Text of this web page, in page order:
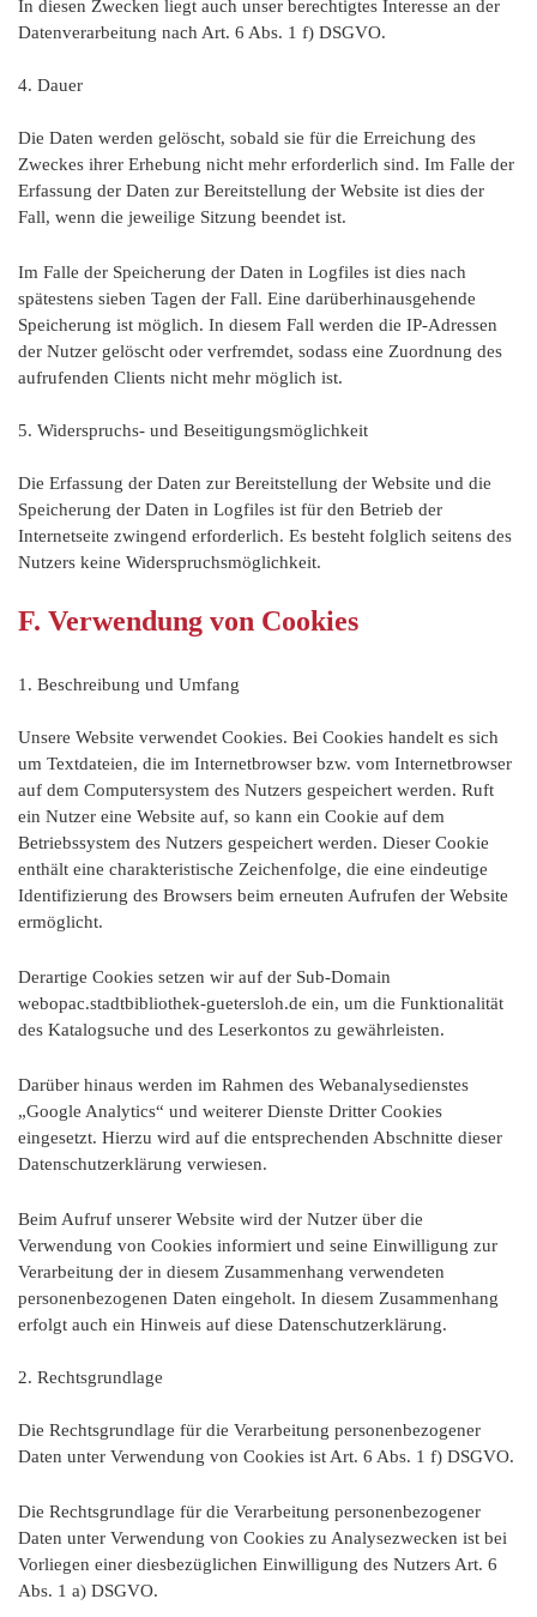
In diesen Zwecken liegt auch unser berechtigtes Interesse an der
Datenverarbeitung nach Art. 6 Abs. 1 f) DSGVO.
4. Dauer
Die Daten werden gelöscht, sobald sie für die Erreichung des
Zweckes ihrer Erhebung nicht mehr erforderlich sind. Im Falle der
Erfassung der Daten zur Bereitstellung der Website ist dies der
Fall, wenn die jeweilige Sitzung beendet ist.
Im Falle der Speicherung der Daten in Logfiles ist dies nach
spätestens sieben Tagen der Fall. Eine darüberhinausgehende
Speicherung ist möglich. In diesem Fall werden die IP-Adressen
der Nutzer gelöscht oder verfremdet, sodass eine Zuordnung des
aufrufenden Clients nicht mehr möglich ist.
5. Widerspruchs- und Beseitigungsmöglichkeit
Die Erfassung der Daten zur Bereitstellung der Website und die
Speicherung der Daten in Logfiles ist für den Betrieb der
Internetseite zwingend erforderlich. Es besteht folglich seitens des
Nutzers keine Widerspruchsmöglichkeit.
F. Verwendung von Cookies
1. Beschreibung und Umfang
Unsere Website verwendet Cookies. Bei Cookies handelt es sich
um Textdateien, die im Internetbrowser bzw. vom Internetbrowser
auf dem Computersystem des Nutzers gespeichert werden. Ruft
ein Nutzer eine Website auf, so kann ein Cookie auf dem
Betriebssystem des Nutzers gespeichert werden. Dieser Cookie
enthält eine charakteristische Zeichenfolge, die eine eindeutige
Identifizierung des Browsers beim erneuten Aufrufen der Website
ermöglicht.
Derartige Cookies setzen wir auf der Sub-Domain
webopac.stadtbibliothek-guetersloh.de ein, um die Funktionalität
des Katalogsuche und des Leserkontos zu gewährleisten.
Darüber hinaus werden im Rahmen des Webanalysedienstes
„Google Analytics“ und weiterer Dienste Dritter Cookies
eingesetzt. Hierzu wird auf die entsprechenden Abschnitte dieser
Datenschutzerklärung verwiesen.
Beim Aufruf unserer Website wird der Nutzer über die
Verwendung von Cookies informiert und seine Einwilligung zur
Verarbeitung der in diesem Zusammenhang verwendeten
personenbezogenen Daten eingeholt. In diesem Zusammenhang
erfolgt auch ein Hinweis auf diese Datenschutzerklärung.
2. Rechtsgrundlage
Die Rechtsgrundlage für die Verarbeitung personenbezogener
Daten unter Verwendung von Cookies ist Art. 6 Abs. 1 f) DSGVO.
Die Rechtsgrundlage für die Verarbeitung personenbezogener
Daten unter Verwendung von Cookies zu Analysezwecken ist bei
Vorliegen einer diesbezüglichen Einwilligung des Nutzers Art. 6
Abs. 1 a) DSGVO.